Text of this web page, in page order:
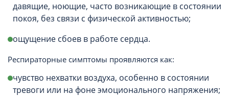
давящие, ноющие, часто возникающие в состоянии
покоя, без связи с физической активностью;
ощущение сбоев в работе сердца.
Респираторные симптомы проявляются как:
чувство нехватки воздуха, особенно в состоянии
тревоги или на фоне эмоционального напряжения;